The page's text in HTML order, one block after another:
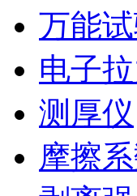
万能
电子
测厚仪
摩擦